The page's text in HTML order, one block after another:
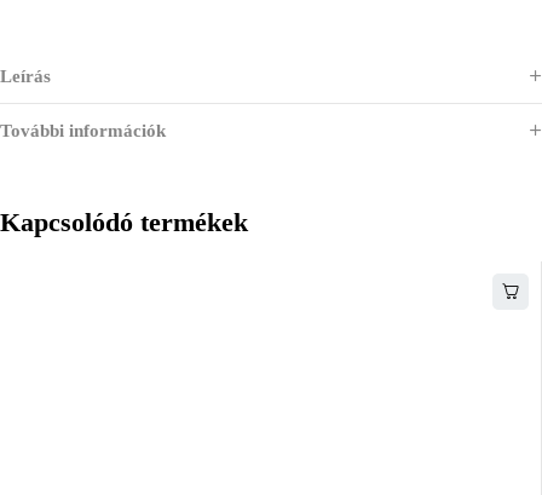
Leírás
További információk
Kapcsolódó termékek